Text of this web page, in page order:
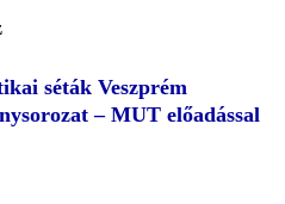
séták Veszprém
– MUT előadással